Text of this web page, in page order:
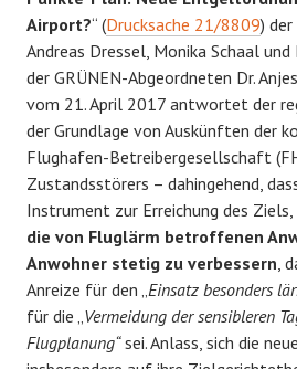
Airport?“ (Drucksache 21/8809)
Andreas Dressel, Monika Schaal
der GRÜNEN-Abgeordneten Dr.
vom 21. April 2017 antwortet der
der Grundlage von Auskünften der
Flughafen-Betreibergesellschaft
Zustandsstörers – dahingehend,
Instrument zur Erreichung des Ziels,
die von Fluglärm betroffenen
Anwohner stetig zu verbessern,
Anreize für den „Einsatz besonders
für die „Vermeidung der sensibleren
Flugplanung“sei. Anlass, sich die